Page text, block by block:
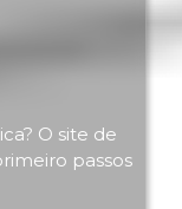
O site de
passos